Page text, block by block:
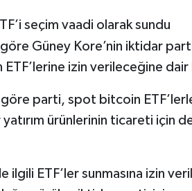
seçim vaadi olarak sundu
Güney Kore’nin iktidar
izin verileceğine
parti, spot bitcoin
ürünlerinin ticareti için
ETF’ler sunmasına izin